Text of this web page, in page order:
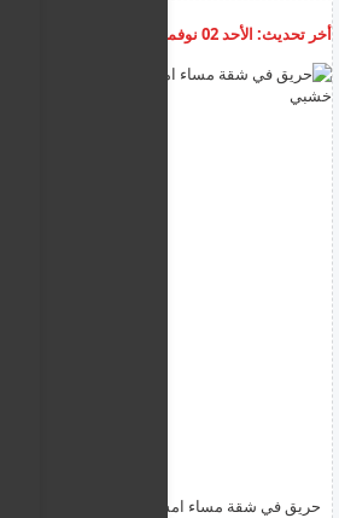
أخر تحديث: الأحد 02 نوفمبر 2025
حريق في شقة مساء امس في نيقوسيا سببه شمعة